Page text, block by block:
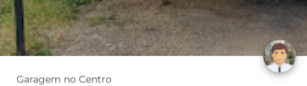
Garagem no Centro